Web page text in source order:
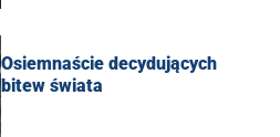
Osiemnaście decydujących
bitew świata